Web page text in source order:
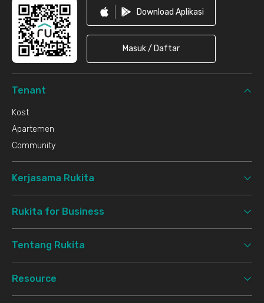
Download Aplikasi
Masuk / Daftar
Tenant
Kost
Apartemen
Community
Kerjasama Rukita
Rukita for Business
Tentang Rukita
Resource